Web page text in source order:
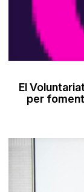
El
per